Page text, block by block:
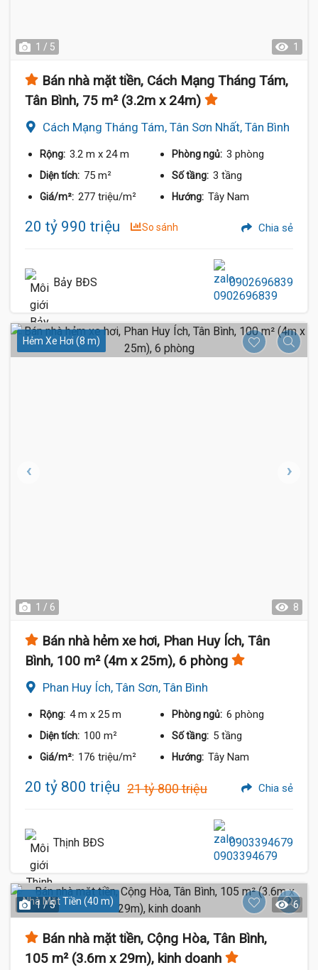
1 / 5 1
Bán nhà mặt tiền, Cách Mạng Tháng Tám,
Tân Bình, 75 m² (3.2m x 24m)
Cách Mạng Tháng Tám, Tân Sơn Nhất, Tân Bình
Rộng: 3.2 m x 24 m Phòng ngủ: 3 phòng
Diện tích: 75 m² Số tầng: 3 tầng
Giá/m²: 277 triệu/m² Hướng: Tây Nam
20 tỷ 990 triệu So sánh Chia sẻ
Bảy BĐS 0902696839
Hẻm Xe Hơi (8 m)
1 / 6 8
Bán nhà hẻm xe hơi, Phan Huy Ích, Tân
Bình, 100 m² (4m x 25m), 6 phòng
Phan Huy Ích, Tân Sơn, Tân Bình
Rộng: 4 m x 25 m Phòng ngủ: 6 phòng
Diện tích: 100 m² Số tầng: 5 tầng
Giá/m²: 176 triệu/m² Hướng: Tây Nam
20 tỷ 800 triệu 21 tỷ 800 triệu Chia sẻ
Thịnh BĐS 0903394679
Nhà Mặt Tiền (40 m)
1 / 5 6
Bán nhà mặt tiền, Cộng Hòa, Tân Bình,
105 m² (3.6m x 29m), kinh doanh